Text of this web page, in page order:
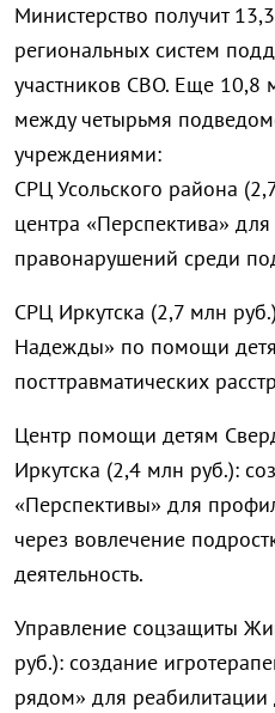
Министерство получит
региональных систем
участников СВО. Еще 10,8
между четырьмя
учреждениями:
СРЦ Усольского района
центра «Перспектива»
правонарушений среди
СРЦ Иркутска (2,7 млн
Надежды» по помощи
посттравматических
Центр помощи детям
Иркутска (2,4 млн руб.):
«Перспективы» для
через вовлечение
деятельность.
Управление соцзащиты
руб.): создание
рядом» для реабилитации